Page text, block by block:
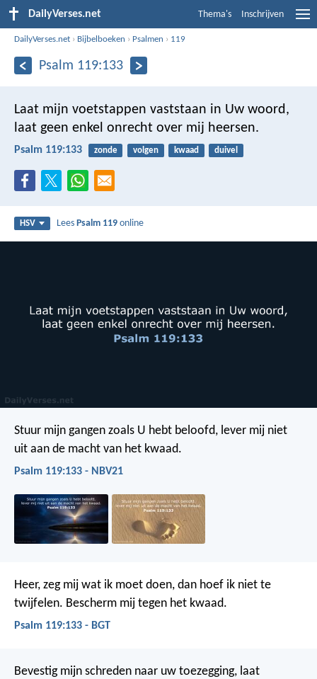
DailyVerses.net Thema's Inschrijven
DailyVerses.net › Bijbelboeken › Psalmen › 119
Psalm 119:133
Laat mijn voetstappen vaststaan in Uw woord,
laat geen enkel onrecht over mij heersen.
Psalm 119:133 zonde volgen kwaad duivel
HSV LeesPsalm 119 online
Stuur mijn gangen zoals U hebt beloofd, lever mij niet
uit aan de macht van het kwaad.
Psalm 119:133 - NBV21
Heer, zeg mij wat ik moet doen, dan hoef ik niet te
twijfelen. Bescherm mij tegen het kwaad.
Psalm 119:133 - BGT
Bevestig mijn schreden naar uw toezegging, laat